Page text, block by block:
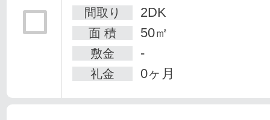
間取り
2DK
面 積 50㎡
敷金 -
礼金 0ヶ月